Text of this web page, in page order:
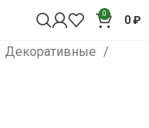
0 0₽
Декоративные